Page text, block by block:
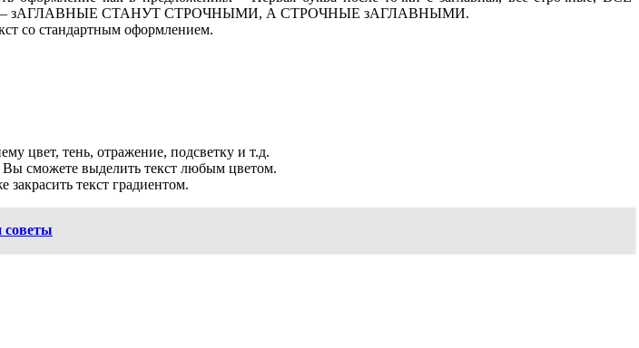
– зАГЛАВНЫЕ СТАНУТ СТРОЧНЫМИ, А СТРОЧНЫЕ зАГЛАВНЫМИ.
со стандартным оформлением.
цвет, тень, отражение, подсветку и т.д.
Вы сможете выделить текст любым цветом.
закрасить текст градиентом.
советы